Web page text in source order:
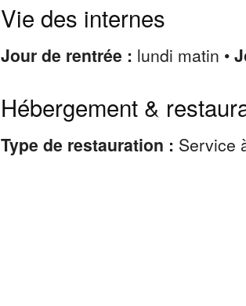
Vie des internes
Jour de rentrée : lundi matin •
Hébergement &
Type de restauration : Service